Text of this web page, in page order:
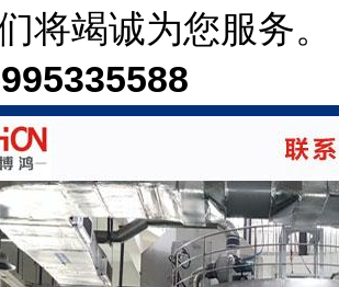
将竭诚为您服务。